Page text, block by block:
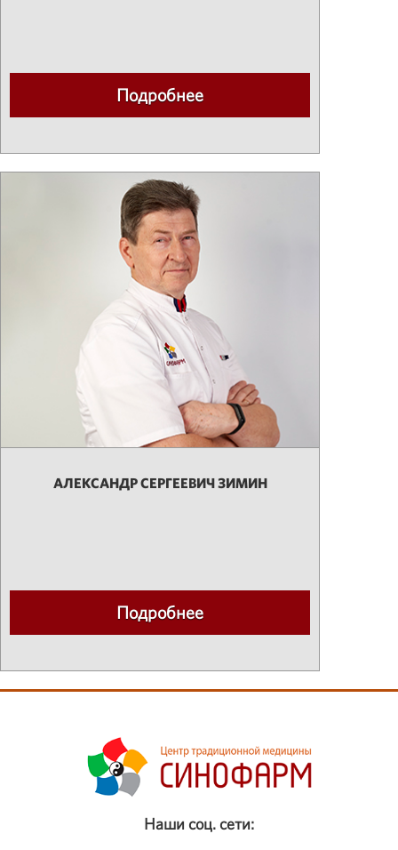
Подробнее
АЛЕКСАНДР СЕРГЕЕВИЧ ЗИМИН
Подробнее
Наши соц. сети: